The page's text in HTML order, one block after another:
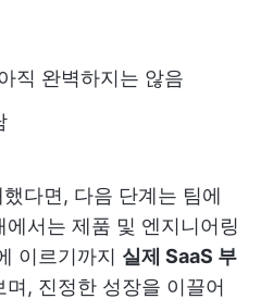
직 완벽하지는 않음
다면, 다음 단계는 팀에
서는 제품 및 엔지니어링
이르기까지 실제 SaaS 부
며, 진정한 성장을 이끌어